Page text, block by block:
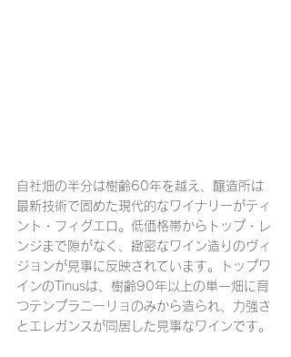
自社畑の半分は樹齢60年を越え、醸造所は
最新技術で固めた現代的なワイナリーがティ
ント・フィグエロ。低価格帯からトップ・レ
ンジまで隙がなく、緻密なワイン造りのヴィ
ジョンが見事に反映されています。トップワ
インのTinusは、樹齢90年以上の単一畑に育
つテンプラニーリョのみから造られ、力強さ
とエレガンスが同居した見事なワインです。